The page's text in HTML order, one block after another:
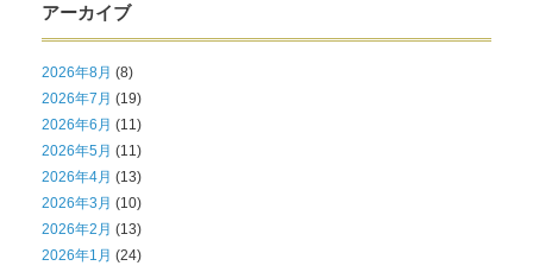
アーカイブ
2026年8月 (8)
2026年7月 (19)
2026年6月 (11)
2026年5月 (11)
2026年4月 (13)
2026年3月 (10)
2026年2月 (13)
2026年1月 (24)